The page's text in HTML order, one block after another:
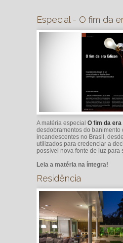
Especial - O fim da
A matéria especial O fim da era
desdobramentos do banimento
incandescentes no Brasil,
utilizados para credenciar a
possível nova fonte de luz para
Leia a matéria na íntegra!
Residência